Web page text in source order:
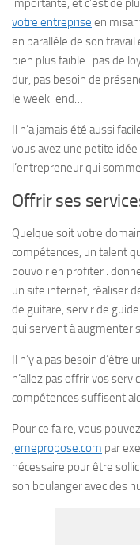
importante, et c’est de
votre entreprise en
en parallèle de son
bien plus faible : pas de
dur, pas besoin de
le week-end…
Il n’a jamais été aussi
vous avez une petite
l’entrepreneur qui
Offrir ses
Quelque soit votre
compétences, un talent
pouvoir en profiter :
un site internet, réaliser
de guitare, servir de
qui servent à augmenter
Il n’y a pas besoin d’être
n’allez pas offrir vos
compétences suffisent
Pour ce faire, vous pouvez
jemepropose.com par
nécessaire pour être
son boulanger avec des